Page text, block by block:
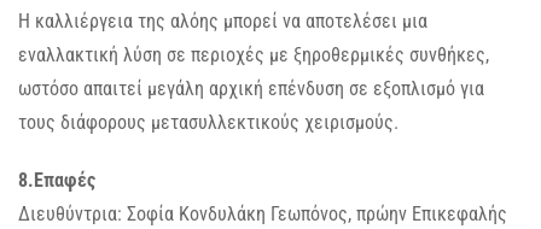
Η καλλιέργεια της αλόης μπορεί να αποτελέσει μια
εναλλακτική λύση σε περιοχές με ξηροθερμικές συνθήκες,
ωστόσο απαιτεί μεγάλη αρχική επένδυση σε εξοπλισμό για
τους διάφορους μετασυλλεκτικούς χειρισμούς.
8.Επαφές
Διευθύντρια: Σοφία Κονδυλάκη Γεωπόνος, πρώην Επικεφαλής